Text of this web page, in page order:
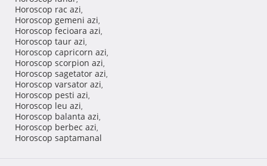
Horoscop rac azi,
Horoscop gemeni azi,
Horoscop fecioara azi,
Horoscop taur azi,
Horoscop capricorn azi,
Horoscop scorpion azi,
Horoscop sagetator azi,
Horoscop varsator azi,
Horoscop pesti azi,
Horoscop leu azi,
Horoscop balanta azi,
Horoscop berbec azi,
Horoscop saptamanal